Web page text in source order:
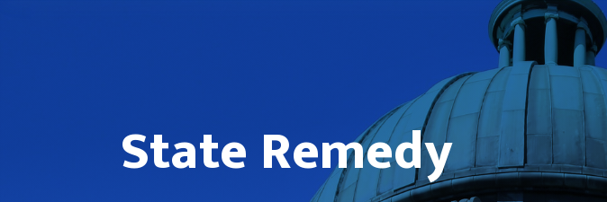
State Remedy